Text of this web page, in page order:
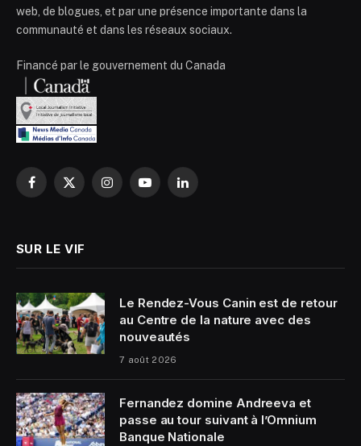
web, de blogues, et par une présence importante dans la
communauté et dans les réseaux sociaux.
Financé par le gouvernement du Canada
Facebook
X
InstagramYouTubeLinkedIn
SUR LE VIF
Le Rendez-Vous Canin est de retour
au Centre de la nature avec des
nouveautés
7 août 2026
Fernandez domine Andreeva et
passe au tour suivant à l’Omnium
Banque Nationale